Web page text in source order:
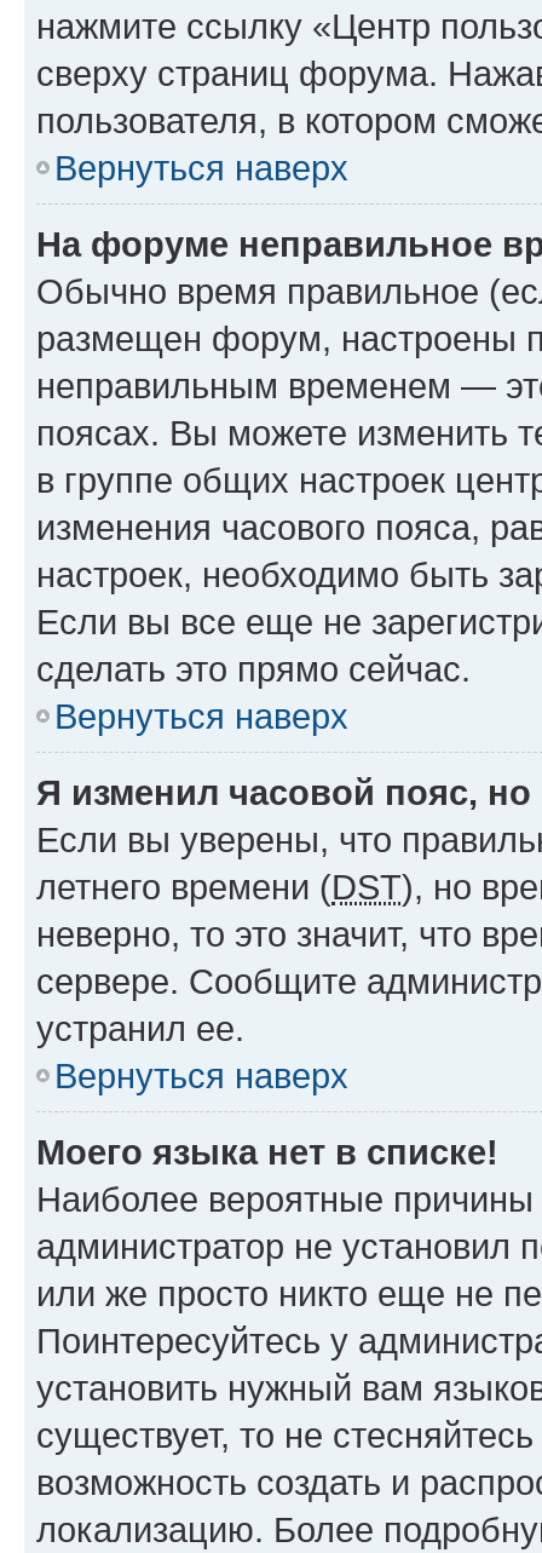
нажмите ссылку «Центр
сверху страниц форума.
пользователя, в котором
Вернуться наверх
На форуме неправильное
Обычно время правильное
размещен форум, настроены
неправильным временем —
поясах. Вы можете изменить
в группе общих настроек
изменения часового пояса,
настроек, необходимо быть
Если вы все еще не
сделать это прямо сейчас.
Вернуться наверх
Я изменил часовой пояс,
Если вы уверены, что
летнего времени (DST), но
неверно, то это значит, что
сервере. Сообщите
устранил ее.
Вернуться наверх
Моего языка нет в списке!
Наиболее вероятные причины
администратор не установил
или же просто никто еще не
Поинтересуйтесь у
установить нужный вам
существует, то не
возможность создать и
локализацию. Более